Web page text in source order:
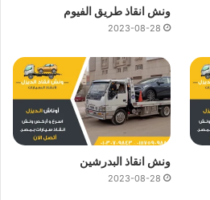
ونش انقاذ طريق الفيوم
2023-08-28
ونش انقاذ البدرشين
2023-08-28